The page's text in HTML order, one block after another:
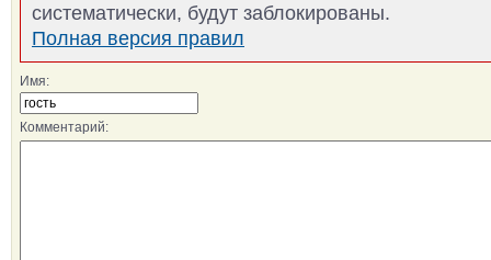
систематически, будут заблокированы.
Полная версия правил
Имя:
Комментарий: